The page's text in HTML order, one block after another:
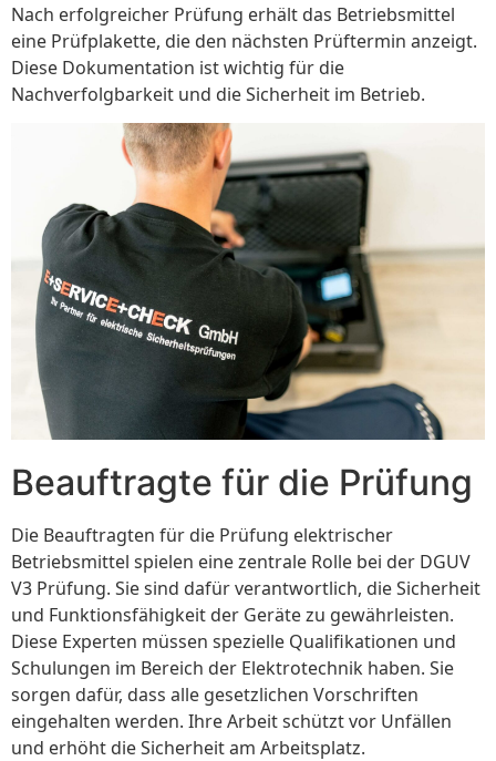
Nach erfolgreicher Prüfung erhält das Betriebsmittel
eine Prüfplakette, die den nächsten Prüftermin anzeigt.
Diese Dokumentation ist wichtig für die
Nachverfolgbarkeit und die Sicherheit im Betrieb.
Beauftragte für die Prüfung
Die Beauftragten für die Prüfung elektrischer
Betriebsmittel spielen eine zentrale Rolle bei der DGUV
V3 Prüfung. Sie sind dafür verantwortlich, die Sicherheit
und Funktionsfähigkeit der Geräte zu gewährleisten.
Diese Experten müssen spezielle Qualifikationen und
Schulungen im Bereich der Elektrotechnik haben. Sie
sorgen dafür, dass alle gesetzlichen Vorschriften
eingehalten werden. Ihre Arbeit schützt vor Unfällen
und erhöht die Sicherheit am Arbeitsplatz.